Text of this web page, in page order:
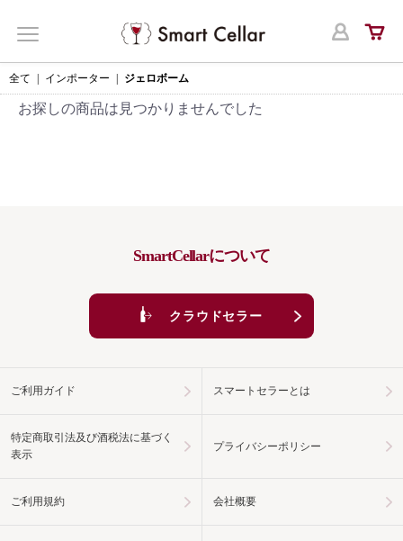
ロ
全て インポーター ジェロボーム
お探しの商品は見つかりませんでした
SmartCellarについて
クラウドセラー
ご利用ガイド スマートセラーとは
特定商取引法及び酒税法に基づく
表示
プライバシーポリシー
ご利用規約 会社概要